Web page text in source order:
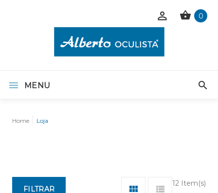
0
MENU
Home Loja
12 Item(s)
FILTRAR